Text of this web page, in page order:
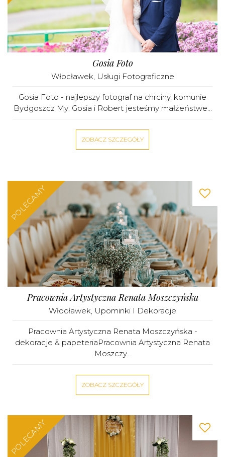
Gosia Foto
Włocławek, Usługi Fotograficzne
Gosia Foto - najlepszy fotograf na chrciny, komunie
Bydgoszcz My: Gosia i Robert jesteśmy małżeństwe...
ZOBACZ SZCZEGÓŁY
POLECAMY
Pracownia Artystyczna Renata Moszczyńska
Włocławek, Upominki I Dekoracje
Pracownia Artystyczna Renata Moszczyńska -
dekoracje & papeteriaPracownia Artystyczna Renata
Moszczy...
ZOBACZ SZCZEGÓŁY
POLECAMY